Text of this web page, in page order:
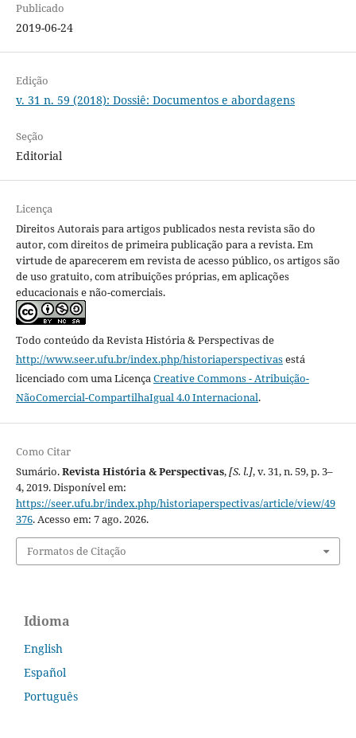
Publicado
2019-06-24
Edição
v. 31 n. 59 (2018): Dossiê: Documentos e abordagens
Seção
Editorial
Licença
Direitos Autorais para artigos publicados nesta revista são do
autor, com direitos de primeira publicação para a revista. Em
virtude de aparecerem em revista de acesso público, os artigos são
de uso gratuito, com atribuições próprias, em aplicações
educacionais e não-comerciais.
Todo conteúdo da Revista História & Perspectivasde
http://www.seer.ufu.br/index.php/historiaperspectivasestá
licenciado com uma LicençaCreative Commons - Atribuição-
NãoComercial-CompartilhaIgual 4.0 Internacional.
Como Citar
Sumário.Revista História & Perspectivas,[S. l.], v. 31, n. 59, p. 3–
4, 2019. Disponível em:
https://seer.ufu.br/index.php/historiaperspectivas/article/view/49
376. Acesso em: 7 ago. 2026.
Formatos de Citação
Idioma
English
Español
Português